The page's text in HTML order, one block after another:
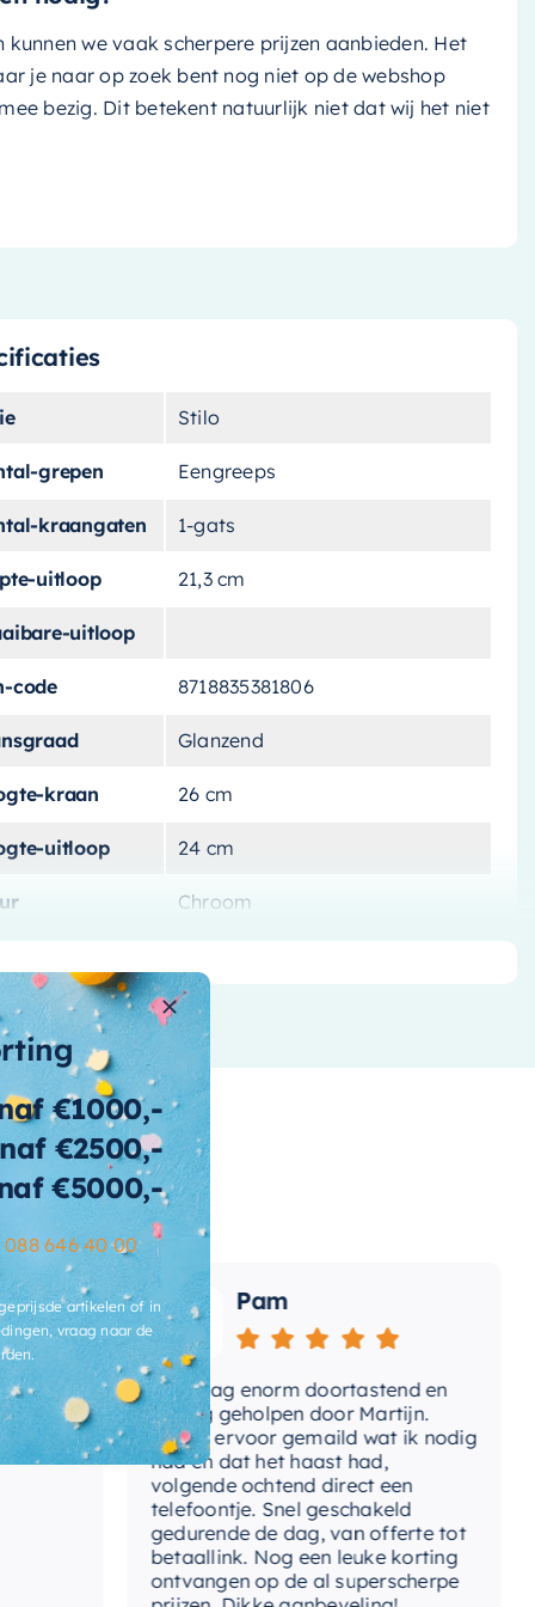
we vaak scherpere prijzen aanbieden. Het
je naar op zoek bent nog niet op de webshop
bezig. Dit betekent natuurlijk niet dat wij het niet
Stilo
grepen Eengreeps
kraangaten 1-gats
uitloop 21,3 cm
uitloop
code 8718835381806
Glanzend
kraan 26 cm
uitloop 24 cm
Chroom
Messing
kraan Messing
May
coldstart Ja
Vaste uitloop
uitloop Vaste uitloop
Z (4, 2-6, 9 l/min.)
uitloop I-uitloop
Warm & koud water
Pam
Vandaag enorm doortastend en
prettig geholpen door Martijn.
Avond ervoor gemaild wat ik nodig
had en dat het haast had,
volgende ochtend direct een
telefoontje. Snel geschakeld
gedurende de dag, van offerte tot
betaallink. Nog een leuke korting
ontvangen op de al superscherpe
€1000,-
€2500,-
€5000,-
088 646 40 00
artikelen of in
vraag naar de